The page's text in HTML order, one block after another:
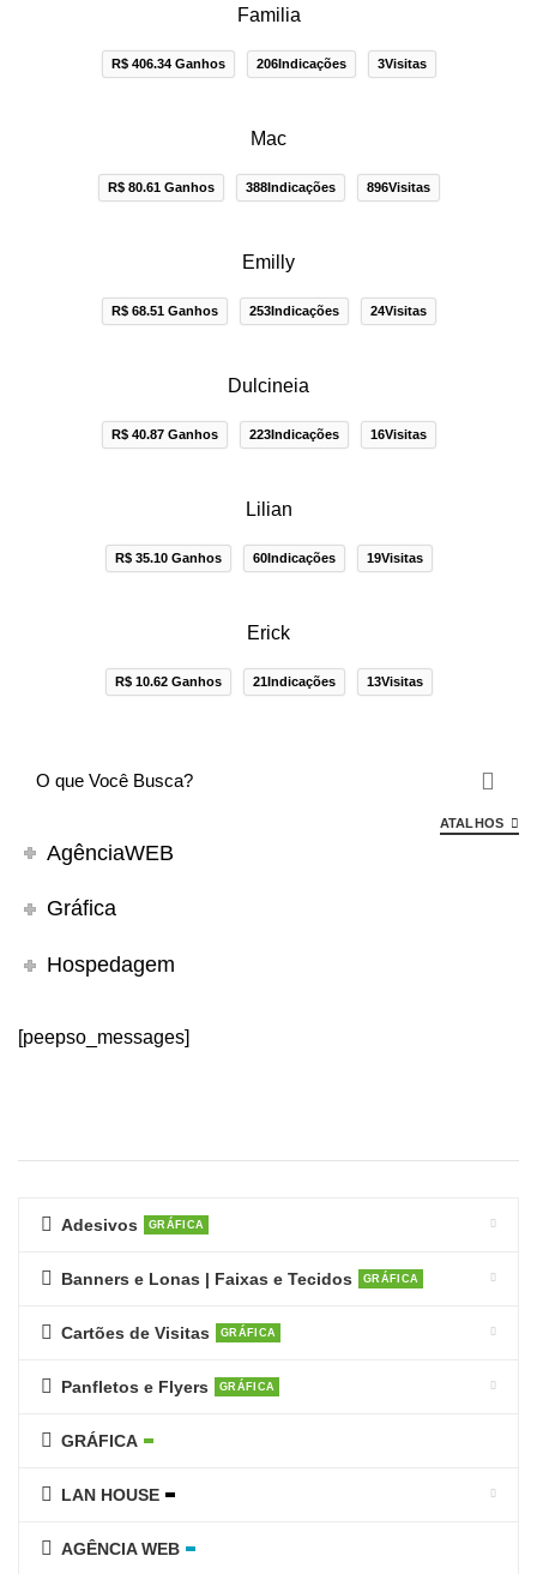
Familia
R$ 406.34 Ganhos 206Indicações 3Visitas
Mac
R$ 80.61 Ganhos 388Indicações 896Visitas
Emilly
R$ 68.51 Ganhos 253Indicações 24Visitas
Dulcineia
R$ 40.87 Ganhos 223Indicações 16Visitas
Lilian
R$ 35.10 Ganhos 60Indicações 19Visitas
Erick
R$ 10.62 Ganhos 21Indicações 13Visitas
ATALHOS
AgênciaWEB
Gráfica
Hospedagem
[peepso_messages]
Adesivos GRÁFICA
Banners e Lonas | Faixas e Tecidos GRÁFICA
Cartões de Visitas GRÁFICA
Panfletos e Flyers GRÁFICA
GRÁFICA
LAN HOUSE
AGÊNCIA WEB